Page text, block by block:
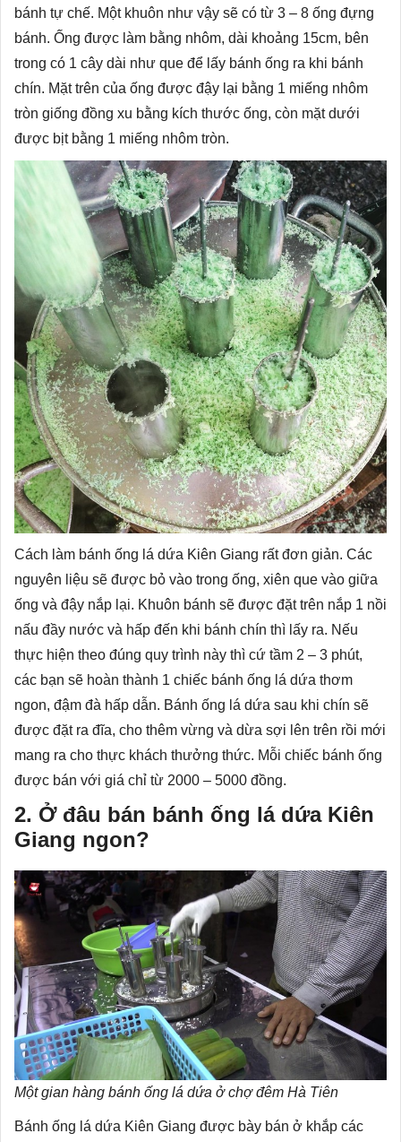
bánh tự chế. Một khuôn như vậy sẽ có từ 3 – 8 ống đựng
bánh. Ống được làm bằng nhôm, dài khoảng 15cm, bên
trong có 1 cây dài như que để lấy bánh ống ra khi bánh
chín. Mặt trên của ống được đậy lại bằng 1 miếng nhôm
tròn giống đồng xu bằng kích thước ống, còn mặt dưới
được bịt bằng 1 miếng nhôm tròn.
Cách làm bánh ống lá dứa Kiên Giang rất đơn giản. Các
nguyên liệu sẽ được bỏ vào trong ống, xiên que vào giữa
ống và đậy nắp lại. Khuôn bánh sẽ được đặt trên nắp 1 nồi
nấu đầy nước và hấp đến khi bánh chín thì lấy ra. Nếu
thực hiện theo đúng quy trình này thì cứ tầm 2 – 3 phút,
các bạn sẽ hoàn thành 1 chiếc bánh ống lá dứa thơm
ngon, đậm đà hấp dẫn. Bánh ống lá dứa sau khi chín sẽ
được đặt ra đĩa, cho thêm vừng và dừa sợi lên trên rồi mới
mang ra cho thực khách thưởng thức. Mỗi chiếc bánh ống
được bán với giá chỉ từ 2000 – 5000 đồng.
2. Ở đâu bán bánh ống lá dứa Kiên
Giang ngon?
Một gian hàng bánh ống lá dứa ở chợ đêm Hà Tiên
Bánh ống lá dứa Kiên Giang được bày bán ở khắp các